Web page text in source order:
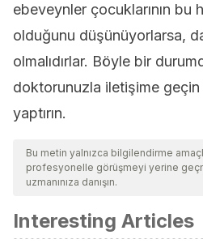
ebeveynler çocuklarının bu
olduğunu düşünüyorlarsa,
olmalıdırlar. Böyle bir
doktorunuzla iletişime
yaptırın.
Bu metin yalnızca bilgilendirme
profesyonelle görüşmeyi yerine
uzmanınıza danışın.
Interesting Articles